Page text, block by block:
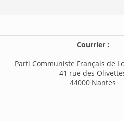
Courrier :
Parti Communiste Français de
41 rue des
44000 Nantes